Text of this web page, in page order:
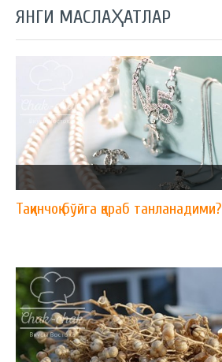
ЯНГИ МАСЛАҲАТЛАР
Тақинчоқ бўйга қараб танланадими?